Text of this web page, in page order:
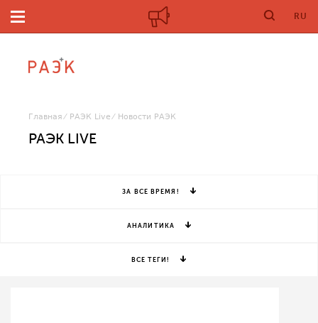
RU
Главная РАЭК Live Новости РАЭК
РАЭК LIVE
ЗА ВСЕ ВРЕМЯ!
АНАЛИТИКА
ВСЕ ТЕГИ!